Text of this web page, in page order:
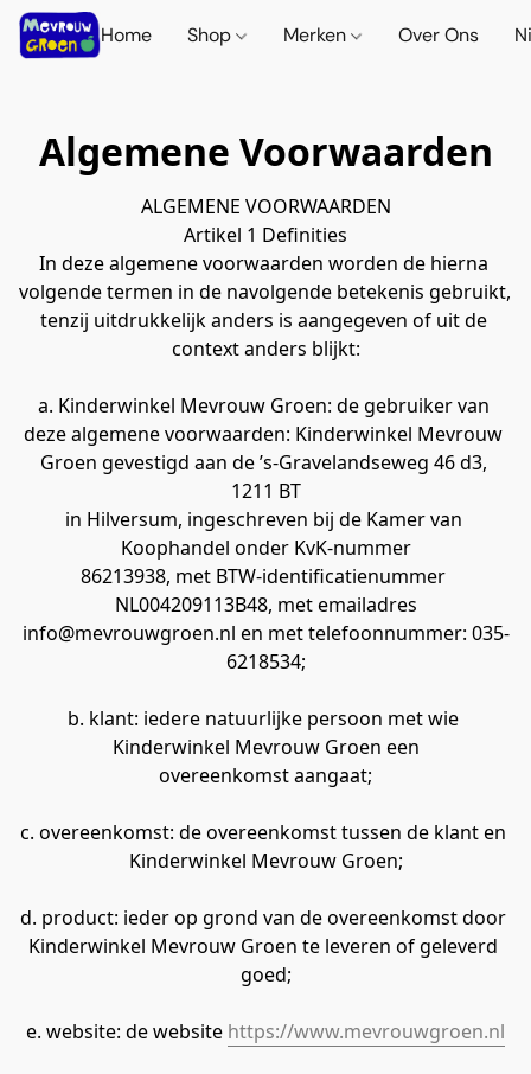
Home Shop Merken Over Ons
Algemene Voorwaarden
ALGEMENE VOORWAARDEN
Artikel 1 Definities
In deze algemene voorwaarden worden de hierna
volgende termen in de navolgende betekenis gebruikt,
tenzij uitdrukkelijk anders is aangegeven of uit de
context anders blijkt:
a. Kinderwinkel Mevrouw Groen: de gebruiker van
deze algemene voorwaarden: Kinderwinkel Mevrouw
Groen gevestigd aan de ’s-Gravelandseweg 46 d3,
1211 BT
in Hilversum, ingeschreven bij de Kamer van
Koophandel onder KvK-nummer
86213938, met BTW-identificatienummer
NL004209113B48, met emailadres
info@mevrouwgroen.nl en met telefoonnummer: 035-
6218534;
b. klant: iedere natuurlijke persoon met wie
Kinderwinkel Mevrouw Groen een
overeenkomst aangaat;
c. overeenkomst: de overeenkomst tussen de klant en
Kinderwinkel Mevrouw Groen;
d. product: ieder op grond van de overeenkomst door
Kinderwinkel Mevrouw Groen te leveren of geleverd
goed;
e. website: de website https://www.mevrouwgroen.nl